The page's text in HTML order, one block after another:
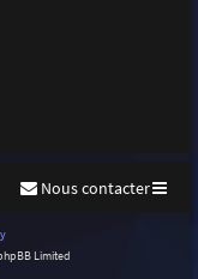
Nous contacter
Limited